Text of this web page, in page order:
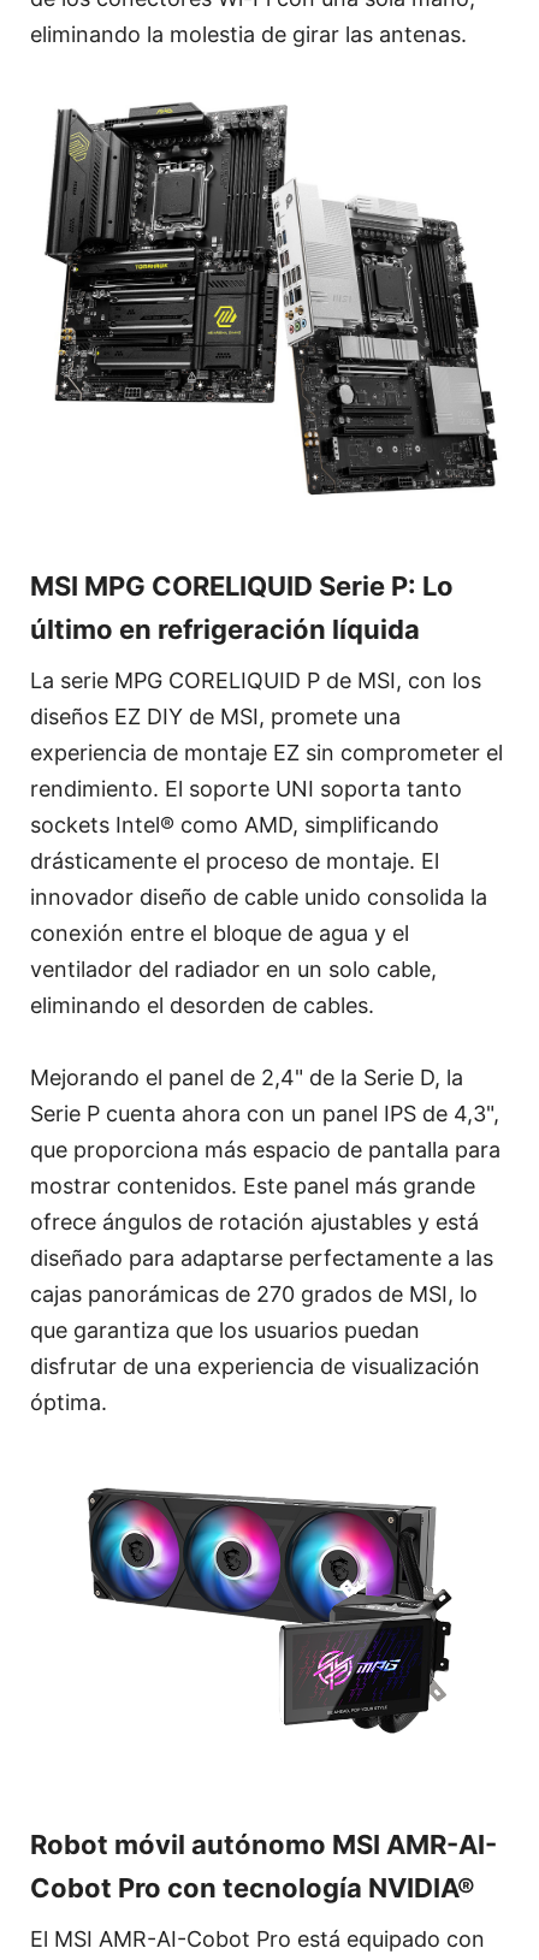
eliminando la molestia de girar las antenas.
MSI MPG CORELIQUID Serie P: Lo
último en refrigeración líquida
La serie MPG CORELIQUID P de MSI, con los
diseños EZ DIY de MSI, promete una
experiencia de montaje EZ sin comprometer el
rendimiento. El soporte UNI soporta tanto
sockets Intel® como AMD, simplificando
drásticamente el proceso de montaje. El
innovador diseño de cable unido consolida la
conexión entre el bloque de agua y el
ventilador del radiador en un solo cable,
eliminando el desorden de cables.
Mejorando el panel de 2,4" de la Serie D, la
Serie P cuenta ahora con un panel IPS de 4,3",
que proporciona más espacio de pantalla para
mostrar contenidos. Este panel más grande
ofrece ángulos de rotación ajustables y está
diseñado para adaptarse perfectamente a las
cajas panorámicas de 270 grados de MSI, lo
que garantiza que los usuarios puedan
disfrutar de una experiencia de visualización
óptima.
Robot móvil autónomo MSI AMR-AI-
Cobot Pro con tecnología NVIDIA®
El MSI AMR-AI-Cobot Pro está equipado con